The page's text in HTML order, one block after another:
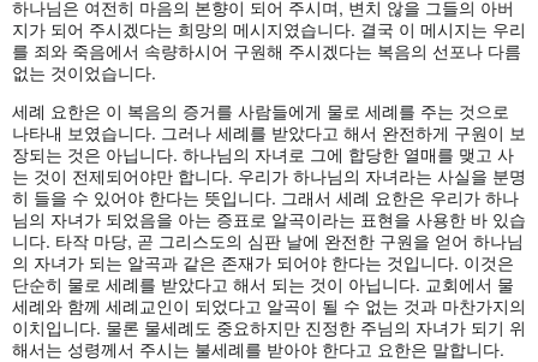
하나님은 여전히 마음의 본향이 되어 주시며, 변치 않을 그들의 아버
지가 되어 주시겠다는 희망의 메시지였습니다. 결국 이 메시지는 우리
를 죄와 죽음에서 속량하시어 구원해 주시겠다는 복음의 선포나 다름
없는 것이었습니다.
세례 요한은 이 복음의 증거를 사람들에게 물로 세례를 주는 것으로
나타내 보였습니다. 그러나 세례를 받았다고 해서 완전하게 구원이 보
장되는 것은 아닙니다. 하나님의 자녀로 그에 합당한 열매를 맺고 사
는 것이 전제되어야만 합니다. 우리가 하나님의 자녀라는 사실을 분명
히 들을 수 있어야 한다는 뜻입니다. 그래서 세례 요한은 우리가 하나
님의 자녀가 되었음을 아는 증표로 알곡이라는 표현을 사용한 바 있습
니다. 타작 마당, 곧 그리스도의 심판 날에 완전한 구원을 얻어 하나님
의 자녀가 되는 알곡과 같은 존재가 되어야 한다는 것입니다. 이것은
단순히 물로 세례를 받았다고 해서 되는 것이 아닙니다. 교회에서 물
세례와 함께 세례교인이 되었다고 알곡이 될 수 없는 것과 마찬가지의
이치입니다. 물론 물세례도 중요하지만 진정한 주님의 자녀가 되기 위
해서는 성령께서 주시는 불세례를 받아야 한다고 요한은 말합니다.